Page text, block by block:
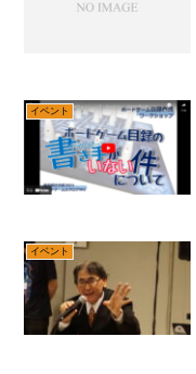
イベント
イベント